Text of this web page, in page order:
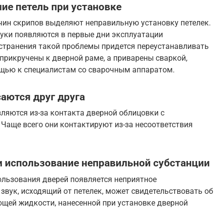
петель при установке
скрипов выделяют неправильную установку петелек.
появляются в первые дни эксплуатации
такой проблемы придется переустанавливать
к дверной раме, а приварены сваркой,
к специалистам со сварочным аппаратом.
друг друга
из-за контакта дверной облицовки с
всего они контактируют из-за несоответствия
использование неправильной субстанции
дверей появляется неприятное
исходящий от петелек, может свидетельствовать об
жидкости, нанесенной при установке дверной